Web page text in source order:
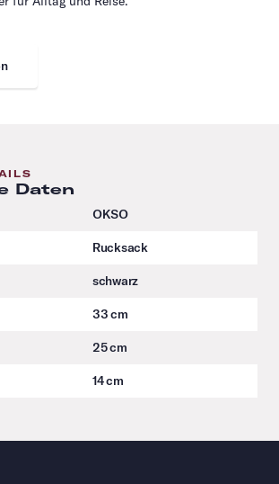
Daten
OKSO
Rucksack
schwarz
33 cm
25 cm
14 cm